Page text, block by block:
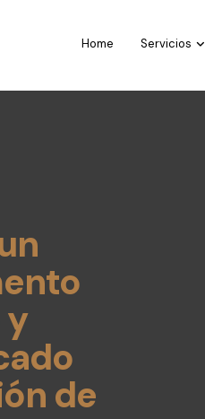
Home Servicios
de